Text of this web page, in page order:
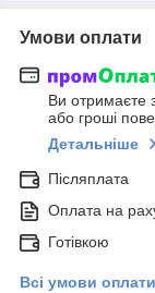
Умови оплати
Ви отримаєте
або гроші
Детальніше
Післяплата
Оплата на
Готівкою
Всі умови оплати